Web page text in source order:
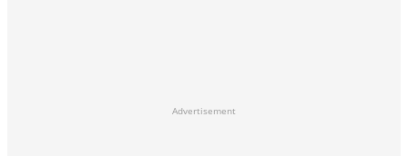
Advertisement